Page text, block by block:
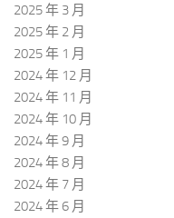
2025 年 3 月
2025 年 2 月
2025 年 1 月
2024 年 12 月
2024 年 11 月
2024 年 10 月
2024 年 9 月
2024 年 8 月
2024 年 7 月
2024 年 6 月